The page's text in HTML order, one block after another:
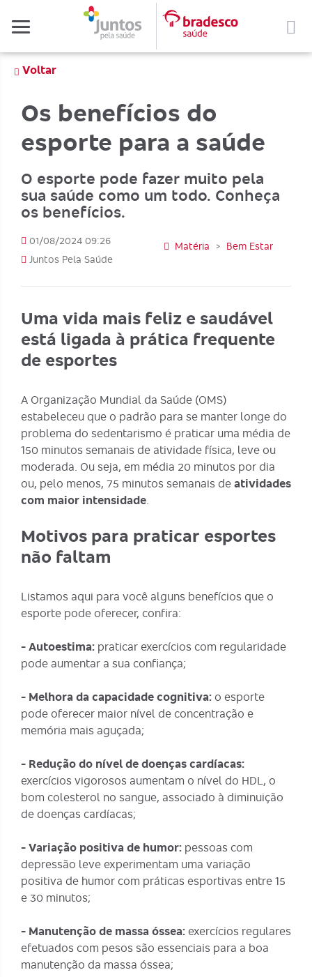
Voltar
Os benefícios do
esporte para a saúde
O esporte pode fazer muito pela
sua saúde como um todo. Conheça
os benefícios.
01/08/2024 09:26
Juntos Pela Saúde
Matéria > Bem Estar
Uma vida mais feliz e saudável
está ligada à prática frequente
de esportes
A Organização Mundial da Saúde (OMS)
estabeleceu que o padrão para se manter longe do
problema do sedentarismo é praticar uma média de
150 minutos semanais de atividade física, leve ou
moderada. Ou seja, em média 20 minutos por dia
ou, pelo menos, 75 minutos semanais de atividades
com maior intensidade.
Motivos para praticar esportes
não faltam
Listamos aqui para você alguns benefícios que o
esporte pode oferecer, confira:
- Autoestima: praticar exercícios com regularidade
pode aumentar a sua confiança;
- Melhora da capacidade cognitiva: o esporte
pode oferecer maior nível de concentração e
memória mais aguçada;
- Redução do nível de doenças cardíacas:
exercícios vigorosos aumentam o nível do HDL, o
bom colesterol no sangue, associado à diminuição
de doenças cardíacas;
- Variação positiva de humor: pessoas com
depressão leve experimentam uma variação
positiva de humor com práticas esportivas entre 15
e 30 minutos;
- Manutenção de massa óssea: exercícios regulares
efetuados com pesos são essenciais para a boa
manutenção da massa óssea;